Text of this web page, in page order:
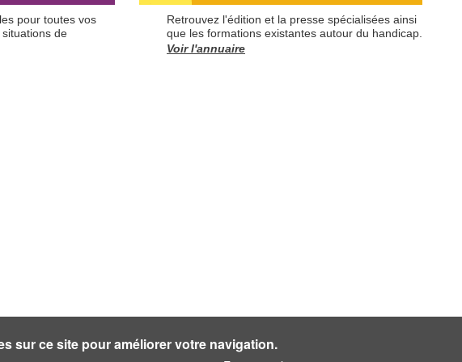
pour toutes vos
de
Retrouvez l'édition et la presse spécialisées ainsi
que les formations existantes autour du handicap.
Voir l'annuaire
Guide Néret
PLAN DU SITE
sur ce site pour améliorer votre navigation.